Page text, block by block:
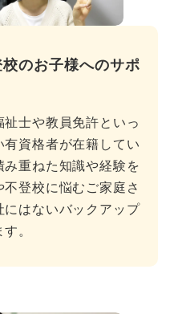
のお子様へのサポ
祉士や教員免許といっ
有資格者が在籍してい
み重ねた知識や経験を
不登校に悩むご家庭さ
にはないバックアップ
。